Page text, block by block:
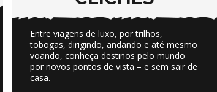
Entre viagens de luxo, por trilhos,
tobogãs, dirigindo, andando e até mesmo
voando, conheça destinos pelo mundo
por novos pontos de vista – e sem sair de
casa.